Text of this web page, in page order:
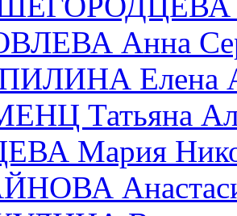
Анна
Елена
Татьяна
Мария